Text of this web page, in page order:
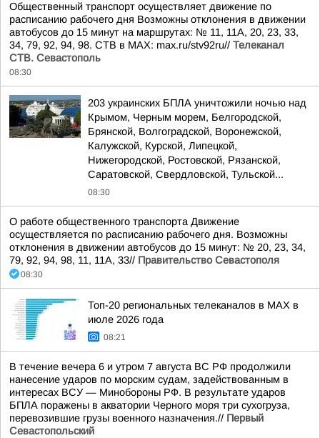
Общественный транспорт осуществляет движение по
расписанию рабочего дня Возможны отклонения в движении
автобусов до 15 минут на маршрутах: № 11, 11А, 20, 23, 33,
34, 79, 92, 94, 98. СТВ в MAX: max.ru/stv92ru// Телеканал
CТВ. Севастополь
08:30
203 украинских БПЛА уничтожили ночью над
Крымом, Черным морем, Белгородской,
Брянской, Волгоградской, Воронежской,
Калужской, Курской, Липецкой,
Нижегородской, Ростовской, Рязанской,
Саратовской, Свердловской, Тульской...
08:30
О работе общественного транспорта Движение
осуществляется по расписанию рабочего дня. Возможны
отклонения в движении автобусов до 15 минут: № 20, 23, 34,
79, 92, 94, 98, 11, 11А, 33// Правительство Севастополя
08:30
Топ-20 региональных телеканалов в MAX в
июле 2026 года
08:21
В течение вечера 6 и утром 7 августа ВС РФ продолжили
нанесение ударов по морским судам, задействованным в
интересах ВСУ — Минобороны РФ. В результате ударов
БПЛА поражены в акватории Черного моря три сухогруза,
перевозившие грузы военного назначения.// Первый
Севастопольский